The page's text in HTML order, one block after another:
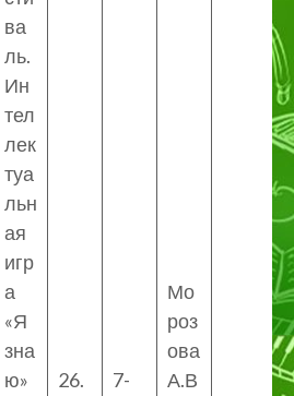
ва
ль.
Ин
тел
лек
туа
льн
ая
игр
а
«Я
зна
ю»
26.
7-
Мо
роз
ова
А.В